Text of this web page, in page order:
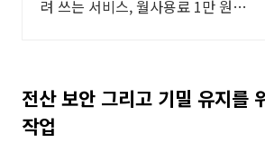
려 쓰는 서비스, 월사용료 1만 원부
전산 보안 그리고 기밀 유지를
작업